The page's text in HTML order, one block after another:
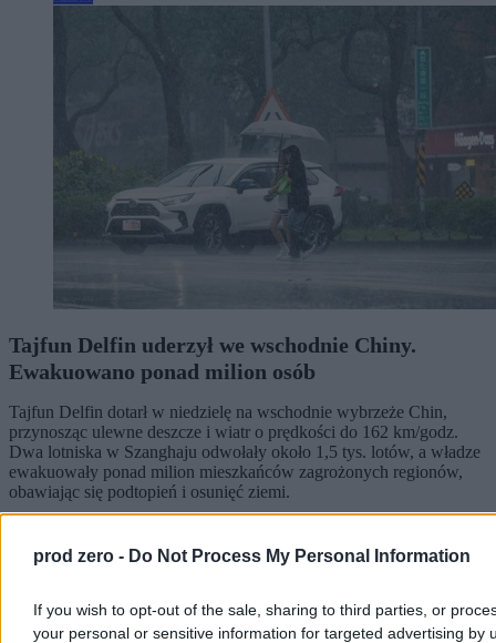
prod zero - Do Not Process My Personal Information
If you wish to opt-out of the sale, sharing to third parties, or
your personal or sensitive information for targeted advertising by
Tajfun Delfin uderzył we wschodnie Chiny.
Ewakuowano ponad milion osób
Tajfun Delfin dotarł w niedzielę na wschodnie wybrzeże Chin,
przynosząc ulewne deszcze i wiatr o prędkości do 162 km/godz.
Dwa lotniska w Szanghaju odwołały około 1,5 tys. lotów, a władze
ewakuowały ponad milion mieszkańców zagrożonych regionów,
obawiając się podtopień i osunięć ziemi.
3 min